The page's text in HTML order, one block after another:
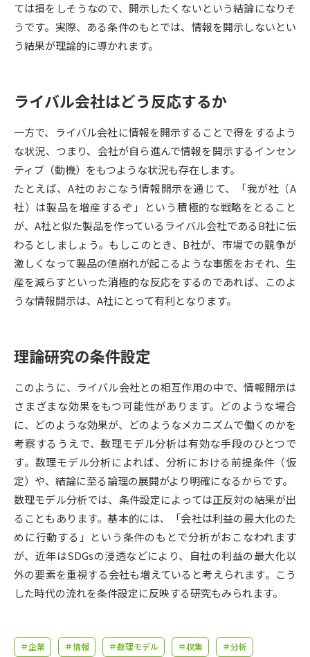
大学で学べる内容や特徴を調べる
新増設大学・学部・学科特集
デジタルパンフレット 進路の３択
新学年スタート号特集ページ
（高3生用）
新学年スタート号特集ページ
（高2生用）
SELFBRAND特集ページ
オープンキャンパスなどを調べる
オープンキャンパス検索 実施プログラムから探す
受験準備
志望校・出願校を調べる
併願校選び 受験スケジュールを立てよう
先輩が入学を決めた理由 テレメール全国一斉進学調査
新生活お役立ちガイド
学問発見 学問検索
大学で学びたい学問発見
ては損をしそうなので、開示したくないという結論になりそ
うです。実際、ある条件のもとでは、情報を開示しないとい
う結果が理論的に導かれます。
ライバル会社はどう反応するか
一方で、ライバル会社に情報を開示することで得をするよう
な状況、つまり、会社が自ら進んで情報を開示するインセン
ティブ（動機）をもつような状況も存在します。
たとえば、A社のおこなう情報開示を通じて、「我が社（A
社）は製品を増産するぞ」という積極的な戦略をとること
が、A社と似た製品を作っているライバル会社であるB社に伝
わるとしましょう。もしこのとき、B社が、市場での競争が
激しくなって製品の値崩れが起こるような事態をおそれ、生
産を減らすといった消極的な反応をするのであれば、このよ
うな情報開示は、A社にとって有利となります。
理論研究の条件設定
このように、ライバル会社との相互作用の中で、情報開示は
さまざまな効果をもつ可能性があります。どのような場合
に、どのような効果が、どのようなメカニズムで働くのかを
考察するうえで、数理モデル分析は有効な手段のひとつで
す。数理モデル分析によれば、分析における前提条件（仮
定）や、結論に至る論理の展開がより明確になるからです。
数理モデル分析では、条件設定によっては正反対の結果が出
ることもあります。基本的には、「会社は利益の最大化のた
めに行動する」という条件のもとで分析がおこなわれます
が、近年はSDGsの浸透などにより、自社の利益の最大化以
外の要素を重視する会社も増えていると考えられます。こう
した時代の流れを条件設定に反映する研究もみられます。
＃企業 ＃情報 ＃数理モデル ＃収集 ＃分析